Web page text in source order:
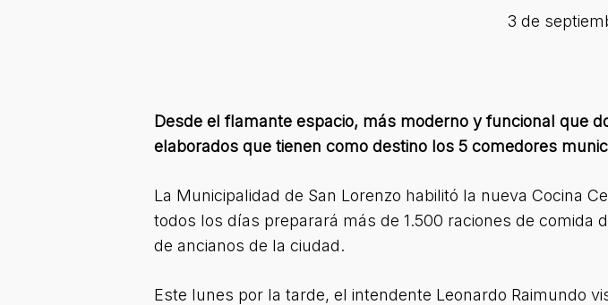
3 de
Desde el flamante espacio, más moderno y funcional que
elaborados que tienen como destino los 5 comedores
La Municipalidad de San Lorenzo habilitó la nueva Cocina
todos los días preparará más de 1.500 raciones de
de ancianos de la ciudad.
Este lunes por la tarde, el intendente Leonardo Raimundo